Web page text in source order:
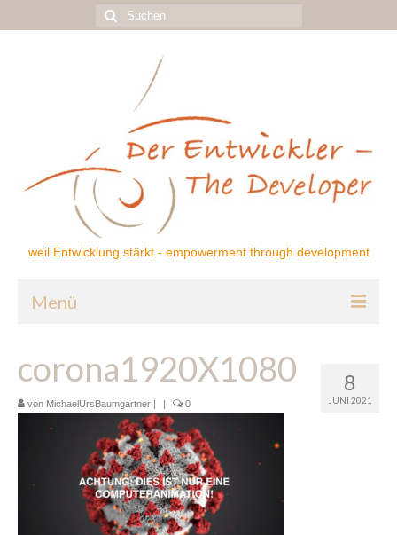
Suchen
nach:
weil Entwicklung stärkt - empowerment through development
Menü
Über mich
Glossar
8
JUNI 2021
corona1920X1080
von MichaelUrsBaumgartner | | 0